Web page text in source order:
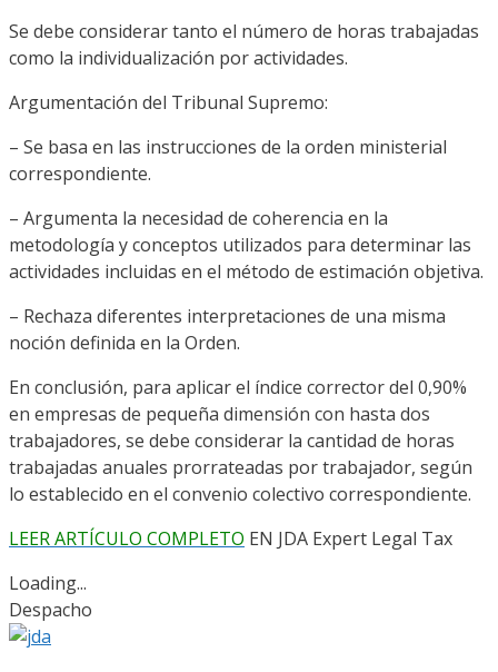
Se debe considerar tanto el número de horas trabajadas
como la individualización por actividades.
Argumentación del Tribunal Supremo:
– Se basa en las instrucciones de la orden ministerial
correspondiente.
– Argumenta la necesidad de coherencia en la
metodología y conceptos utilizados para determinar las
actividades incluidas en el método de estimación objetiva.
– Rechaza diferentes interpretaciones de una misma
noción definida en la Orden.
En conclusión, para aplicar el índice corrector del 0,90%
en empresas de pequeña dimensión con hasta dos
trabajadores, se debe considerar la cantidad de horas
trabajadas anuales prorrateadas por trabajador, según
lo establecido en el convenio colectivo correspondiente.
LEER ARTÍCULO COMPLETO EN JDA Expert Legal Tax
Loading...
Despacho